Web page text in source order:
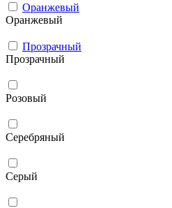
Оранжевый
Оранжевый
Прозрачный
Прозрачный
Розовый
Серебряный
Серый